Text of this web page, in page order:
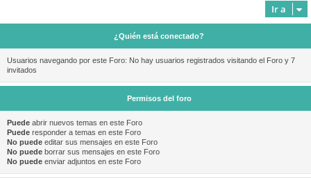
Ir a
¿Quién está conectado?
Usuarios navegando por este Foro: No hay usuarios registrados visitando el Foro y 7
invitados
Permisos del foro
Puede abrir nuevos temas en este Foro
Puede responder a temas en este Foro
No puede editar sus mensajes en este Foro
No puede borrar sus mensajes en este Foro
No puede enviar adjuntos en este Foro